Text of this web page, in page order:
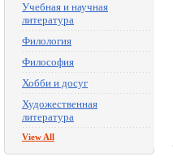
Учебная и научная
литература
Филология
Философия
Хобби и досуг
Художественная
литература
View All